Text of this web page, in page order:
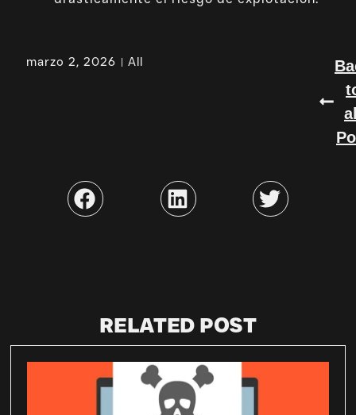
marzo 2, 2026 All
RELATED POST